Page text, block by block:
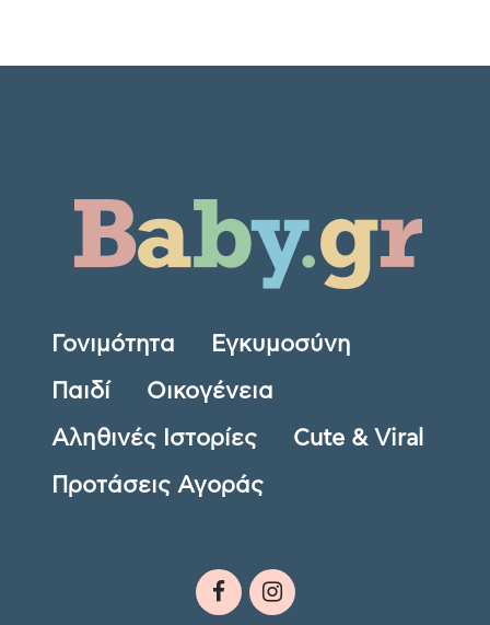
Γονιμότητα Εγκυμοσύνη
Παιδί Οικογένεια
Αληθινές Ιστορίες Cute & Viral
Προτάσεις Αγοράς